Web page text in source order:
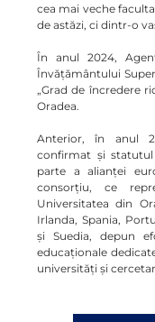
cea mai veche
de astăzi, ci dintr-o
În anul 2024,
Învățământului
„Grad de încredere
Oradea.
Anterior, în anul
confirmat și statutul
parte a alianței
consorțiu, ce
Universitatea din
Irlanda, Spania,
și Suedia, depun
educaționale
universități și